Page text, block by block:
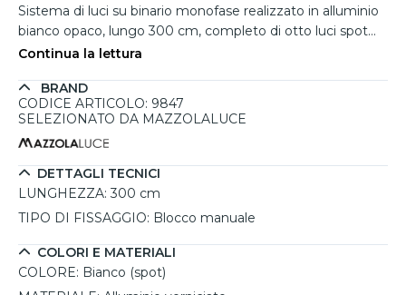
Sistema di luci su binario monofase realizzato in alluminio
bianco opaco, lungo 300 cm, completo di otto luci spot
orientabili in raffinato colore sabbia. Perfetto per ambienti
questo sistema coniuga funzionalità e stile, offrendo un
design lineare ed elegante che si adatta sia a contesti
orientabili a 360 gradi, possono essere regolate facilmente
lungo il binario, permettendo di creare configurazioni di
luce personalizzate per ogni spazio. Compatibile con
lampadine GX53 non incluse, fino a un massimo di 10W
ideale per creare un ambiente luminoso e accogliente. La
combinazione di finitura nera e spot sabbia aggiunge un
tocco sofisticato, perfetto per chi cerca un'illuminazione
Continua la lettura
BRAND
CODICE ARTICOLO: 9847
SELEZIONATO DA MAZZOLALUCE
DETTAGLI TECNICI
LUNGHEZZA: 300 cm
TIPO DI FISSAGGIO: Blocco manuale
COLORI E MATERIALI
COLORE: Bianco (spot)